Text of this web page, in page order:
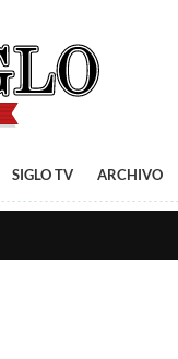
SIGLO TV ARCHIVO